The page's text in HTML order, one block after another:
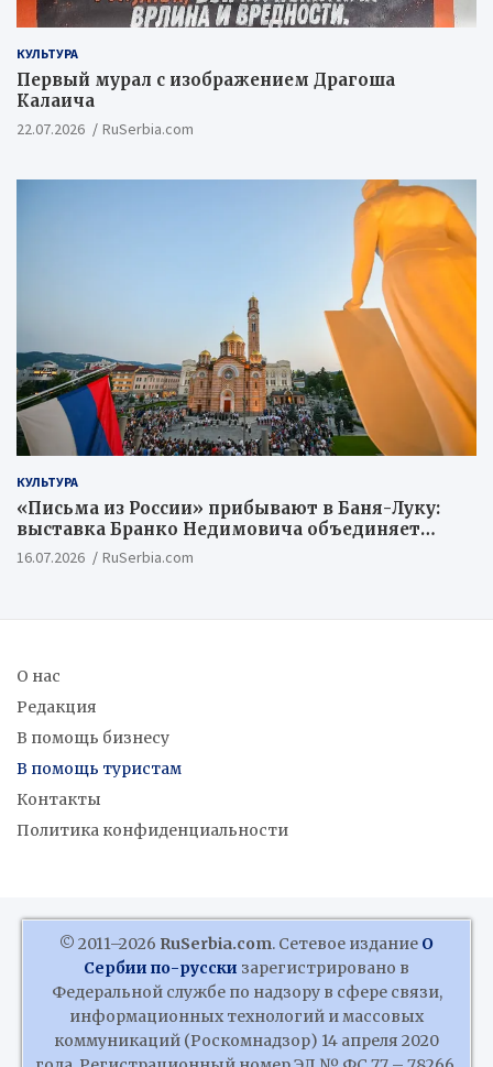
КУЛЬТУРА
Первый мурал с изображением Драгоша
Калаича
22.07.2026 RuSerbia.com
КУЛЬТУРА
«Письма из России» прибывают в Баня-Луку:
выставка Бранко Недимовича объединяет
шестерых художников из Российской
Федерации
16.07.2026 RuSerbia.com
О нас
Редакция
В помощь бизнесу
В помощь туристам
Контакты
Политика конфиденциальности
© 2011–2026 RuSerbia.com. Сетевое издание О
Сербии по-русски зарегистрировано в
Федеральной службе по надзору в сфере связи,
информационных технологий и массовых
коммуникаций (Роскомнадзор) 14 апреля 2020